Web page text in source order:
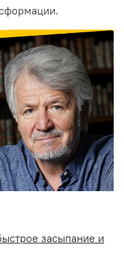
засыпание и